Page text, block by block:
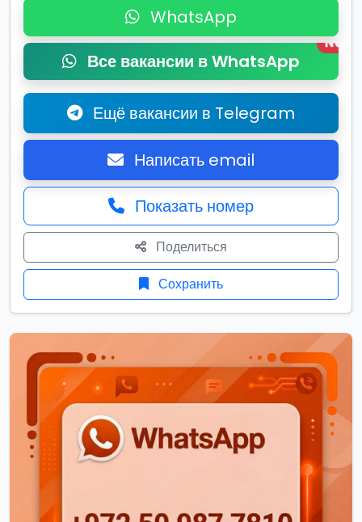
WhatsApp
Все вакансии в WhatsApp
New
Ещё вакансии в Telegram
Написать email
Показать номер
Поделиться
Сохранить